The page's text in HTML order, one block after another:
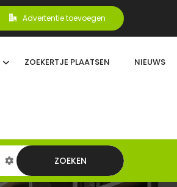
Advertentie toevoegen
ZOEKERTJE PLAATSEN NIEUWS
ZOEKEN